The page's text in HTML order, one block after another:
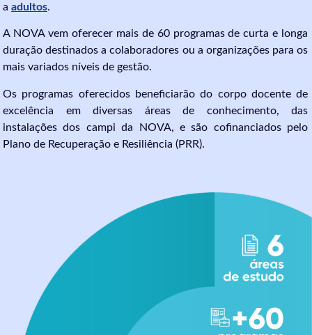
a adultos.
A NOVA vem oferecer mais de 60 programas de curta e longa
duração destinados a colaboradores ou a organizações para os
mais variados níveis de gestão.
Os programas oferecidos beneficiarão do corpo docente de
excelência em diversas áreas de conhecimento, das
instalações dos campi da NOVA, e são cofinanciados pelo
Plano de Recuperação e Resiliência (PRR).